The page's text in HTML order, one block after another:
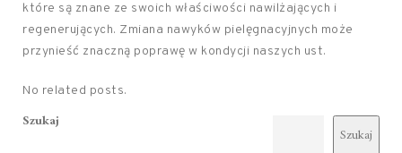
które są znane ze swoich właściwości nawilżających i
regenerujących. Zmiana nawyków pielęgnacyjnych może
przynieść znaczną poprawę w kondycji naszych ust.
No related posts.
Szukaj
Szukaj